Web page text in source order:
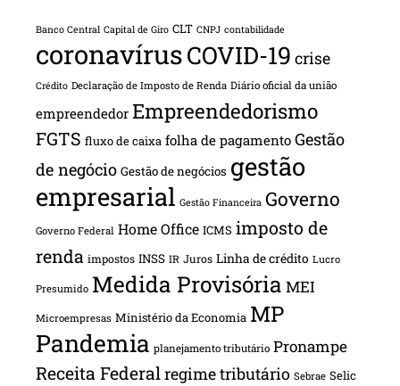
Banco Central Capital de Giro CLT CNPJ contabilidade
coronavírusCOVID-19 crise
Crédito Declaração de Imposto de Renda Diário oficial da união
empreendedor Empreendedorismo
FGTS fluxo de caixa folha de pagamento Gestão
de negócio Gestão de negócios gestão
empresarial Gestão Financeira Governo
Governo Federal Home Office ICMS imposto de
renda impostos INSS IR Juros Linha de crédito Lucro
Presumido Medida Provisória MEI
Microempresas Ministério da Economia MP
Pandemia planejamento tributário Pronampe
Receita Federalregime tributário Sebrae Selic